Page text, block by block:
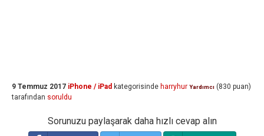
9 Temmuz 2017 iPhone / iPad kategorisinde harryhur Yardımcı (830 puan)
tarafından soruldu
Sorunuzu paylaşarak daha hızlı cevap alın